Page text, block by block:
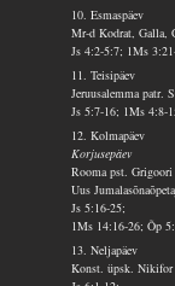
10. Esmaspäev
Mr-d Kodrat, Galla,
Js 4:2-5:7; 1Ms
11. Teisipäev
Jeruusalemma
Js 5:7-16; 1Ms 4:8-
12. Kolmapäev
Korjusepäev
Rooma pst.
Uus
Js 5:16-25;
1Ms 14:16-26; Õp
13. Neljapäev
Konst. üpsk.